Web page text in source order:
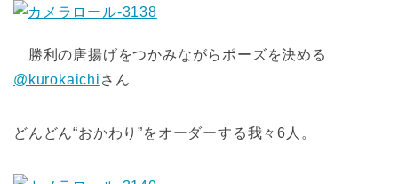
勝利の唐揚げをつかみながらポーズを決める
@kurokaichi さん
どんどん“おかわり”をオーダーする我々6人。